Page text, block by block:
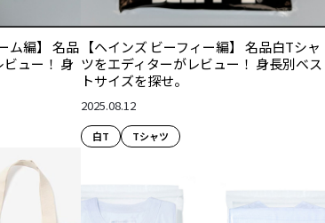
ム編】 名品
ュー！ 身
【ヘインズ ビーフィー編】 名品白Tシャ
ツをエディターがレビュー！ 身長別ベス
トサイズを探せ。
2025.08.12
白T Tシャツ